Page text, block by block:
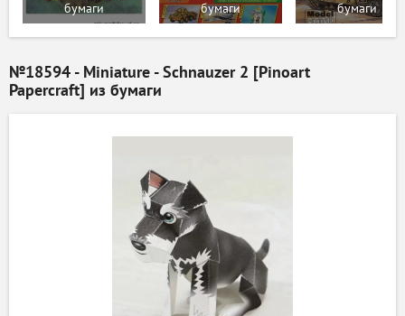
бумаги
бумаги
бумаги
№18594 - Miniature - Schnauzer 2 [Pinoart
Papercraft] из бумаги